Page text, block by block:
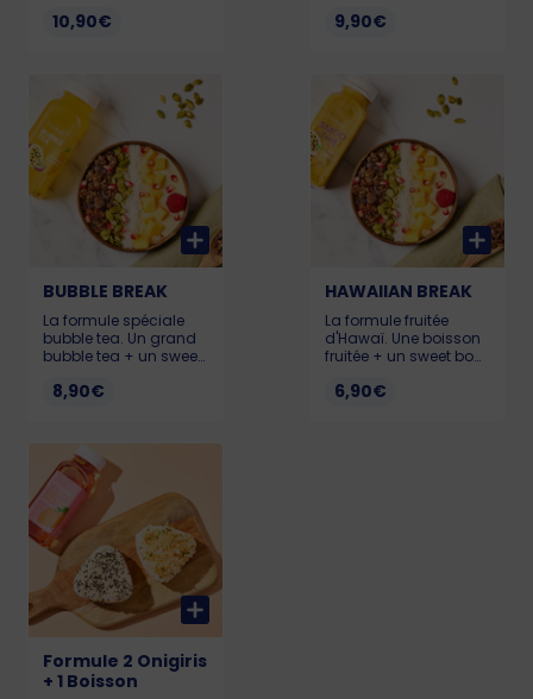
10,90€
trouvé la formule
Mini Poké au poulet,
une boisson et un
dessert + une surprise
! Allergènes : Soja,
gluten, sésame et
sulfites
9,90€
BUBBLE BREAK
La formule spéciale
bubble tea. Un grand
bubble tea + un sweet
choix.
8,90€
HAWAIIAN BREAK
La formule fruitée
d'Hawaï. Une boisson
fruitée + un sweet bowl
choix.
6,90€
Formule 2 Onigiris
+ 1 Boisson